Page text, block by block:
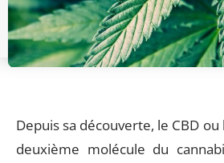
Depuis sa découverte, le CBD
deuxième molécule du